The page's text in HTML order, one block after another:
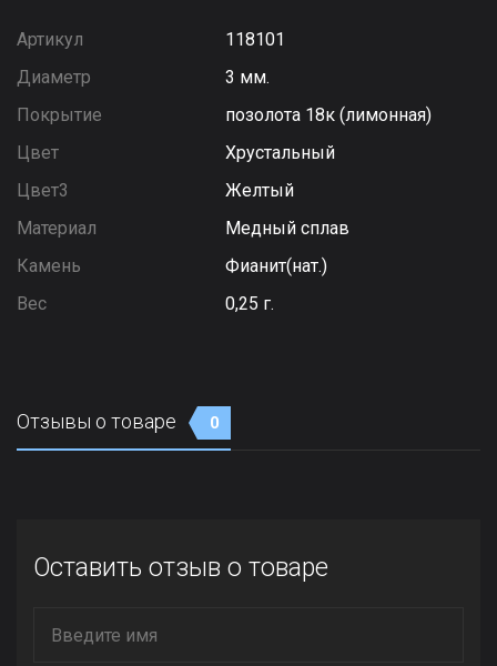
Артикул
118101
Диаметр
3 мм.
Покрытие
позолота 18к (лимонная)
Цвет
Хрустальный
Цвет3
Желтый
Материал
Медный сплав
Камень
Фианит(нат.)
Вес
0,25 г.
Отзывы о товаре 0
Оставить отзыв о товаре